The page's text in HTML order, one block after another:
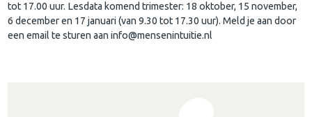
tot 17.00 uur. Lesdata komend trimester: 18 oktober, 15 november,
6 december en 17 januari (van 9.30 tot 17.30 uur). Meld je aan door
een email te sturen aan info@mensenintuitie.nl